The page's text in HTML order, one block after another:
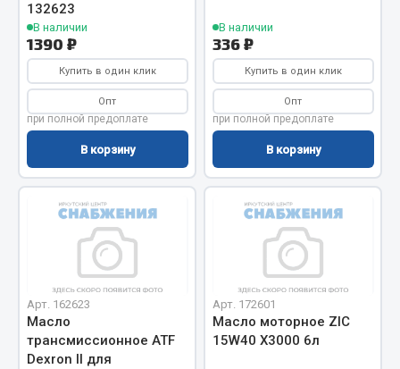
Автотовары
Автозвук
Автокаталоги
Аксессуары автомобильные
Аптечки и знаки автомобильные
Брызговики
Вентиляторы кабины
Весь раздел
Смазочные материалы
132623
В наличии
1390 ₽
Купить в один клик
Опт
при полной предоплате
В корзину
В наличии
336 ₽
Купить в один клик
Опт
при полной предоплате
В корзину
Арт. 162623
Масло
трансмиссионное ATF
Dexron II для
Арт. 172601
Масло моторное ZIC
15W40 Х3000 6л